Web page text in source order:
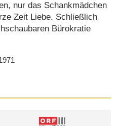
nur das Schankmädchen
Zeit Liebe. Schließlich
Bürokratie